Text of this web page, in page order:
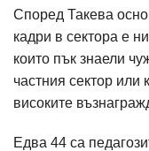
Според Такева
кадри в сектора е
които пък знаели
частния сектор
високите
Едва 44 са